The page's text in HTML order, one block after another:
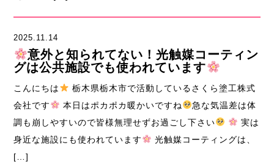
2025.11.14
意外と知られてない！光触媒コーティン
グは公共施設でも使われています
こんにちは
栃木県栃木市で活動しているさくら塗工株式
会社です
本日はポカポカ暖かいですね
急な気温差は体
調も崩しやすいので皆様無理せずお過ごし下さい
実は
身近な施設にも使われています
光触媒コーティングは、
[…]